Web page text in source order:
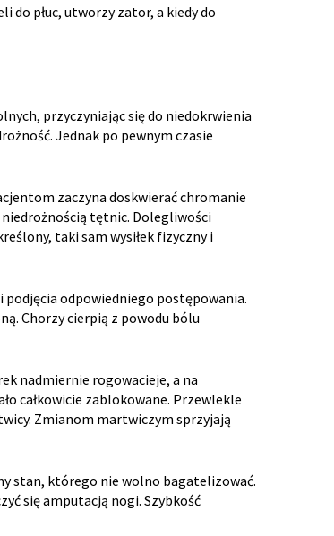
do płuc, utworzy zator, a kiedy do
przyczyniając się do niedokrwienia
Jednak po pewnym czasie
zaczyna doskwierać chromanie
tętnic. Dolegliwości
taki sam wysiłek fizyczny i
podjęcia odpowiedniego postępowania.
Chorzy cierpią z powodu bólu
nadmiernie rogowacieje, a na
całkowicie zablokowane. Przewlekle
Zmianom martwiczym sprzyjają
stan, którego nie wolno bagatelizować.
się amputacją nogi. Szybkość